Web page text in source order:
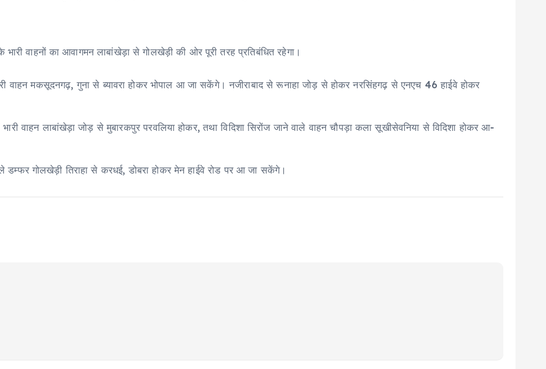
वाहनों का आवागमन लाबांखेड़ा से गोलखेड़ी की ओर पूरी तरह प्रतिबंधित रहेगा।
वाहन मकसूदनगढ़, गुना से ब्यावरा होकर भोपाल आ जा सकेंगे। नजीराबाद से रूनाहा जोड़ से होकर नरसिंहगढ़ से एनएच 46 हाईवे होकर
वाहन लाबांखेड़ा जोड़ से मुबारकपुर परवलिया होकर, तथा विदिशा सिरोंज जाने वाले वाहन चौपड़ा कला सूखीसेवनिया से विदिशा होकर आ-
गोलखेड़ी तिराहा से करधई, डोबरा होकर मेन हाईवे रोड पर आ जा सकेंगे।